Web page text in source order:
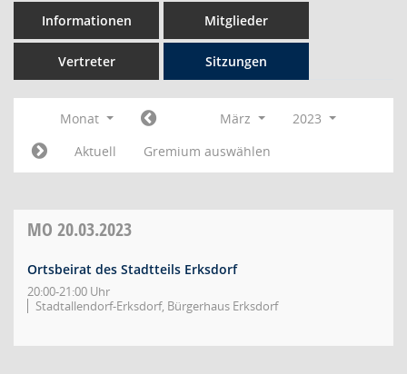
Informationen Mitglieder
Vertreter Sitzungen
Monat März
2023
Aktuell
Gremium auswählen
MO 20.03.2023
Ortsbeirat des Stadtteils Erksdorf
20:00-21:00 Uhr
Stadtallendorf-Erksdorf, Bürgerhaus Erksdorf